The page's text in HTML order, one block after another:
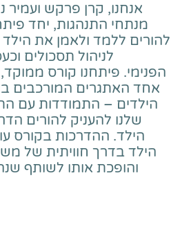
אנחנו, קרן פרקש ועמיר
מנתחי התנהגות, יחד
להורים ללמד ולאמן את הילד
לניהול תסכולים
הפנימי. פיתחנו קורס
אחד האתגרים המורכבים
הילדים – התמודדות עם
שלנו להעניק להורים
הילד. ההדרכות בקורס
הילד בדרך חוויתית של
והופכת אותו לשותף